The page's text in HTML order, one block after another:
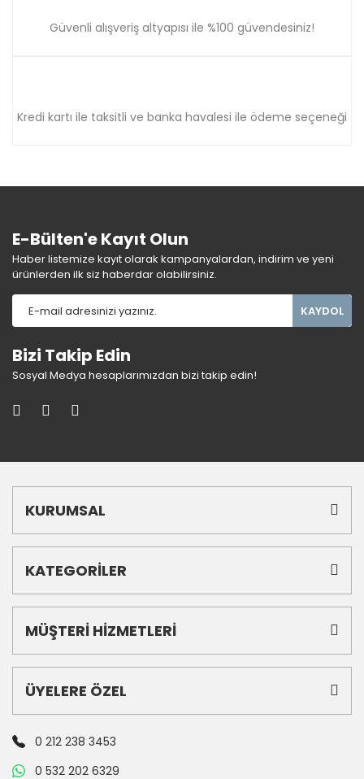
Güvenli alışveriş altyapısı ile %100 güvendesiniz!
Kredi kartı ile taksitli ve banka havalesi ile ödeme seçeneği
E-Bülten'e Kayıt Olun
Haber listemize kayıt olarak kampanyalardan, indirim ve yeni
ürünlerden ilk siz haberdar olabilirsiniz.
KAYDOL
Bizi Takip Edin
Sosyal Medya hesaplarımızdan bizi takip edin!
KURUMSAL
KATEGORİLER
MÜŞTERİ HİZMETLERİ
ÜYELERE ÖZEL
0 212 238 3453
0 532 202 6329